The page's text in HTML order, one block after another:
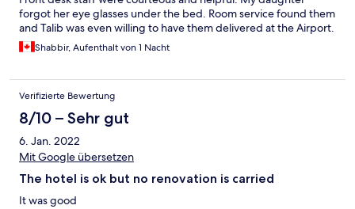
forgot her eye glasses under the bed. Room service found them
and Talib was even willing to have them delivered at the Airport.
Shabbir, Aufenthalt von 1 Nacht
Verifizierte Bewertung
8/10 – Sehr gut
6. Jan. 2022
Mit Google übersetzen
The hotel is ok but no renovation is carried
It was good